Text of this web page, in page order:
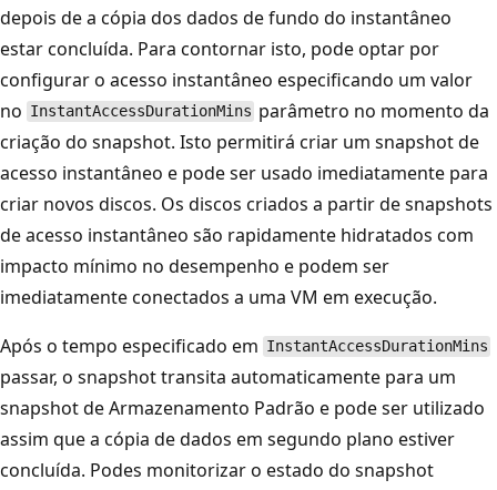
depois de a cópia dos dados de fundo do instantâneo
estar concluída. Para contornar isto, pode optar por
configurar o acesso instantâneo especificando um valor
no InstantAccessDurationMins parâmetro no momento da
criação do snapshot. Isto permitirá criar um snapshot de
acesso instantâneo e pode ser usado imediatamente para
criar novos discos. Os discos criados a partir de snapshots
de acesso instantâneo são rapidamente hidratados com
impacto mínimo no desempenho e podem ser
imediatamente conectados a uma VM em execução.
Após o tempo especificado em InstantAccessDurationMins
passar, o snapshot transita automaticamente para um
snapshot de Armazenamento Padrão e pode ser utilizado
assim que a cópia de dados em segundo plano estiver
concluída. Podes monitorizar o estado do snapshot